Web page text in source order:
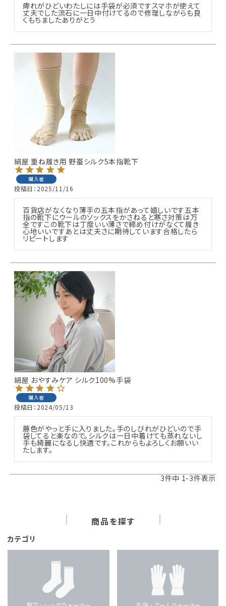
読み物
お問い合わせ
ログアウト
痺れがひどいわたしには手袋が必須ですスマホが使えて
丈夫でした流石に一日中付けてるので修理しながらも良
くもちましたありがとう
絹屋 重ね履き用 野蚕シルク5本指靴下
購入者
投稿日 2025/11/16
百貨店がなくなり薄手の五本指があって嬉しいです五本
指の靴下にウールのソックスをかさねると寒さ対策は万
全ですこの靴下は丁度いい薄さで締め付けがなくて履き
心地いいですあとは丈夫さに期待しています合格したら
リピートします
絹屋 おやすみケア シルク100%手袋
購入者
投稿日 2024/05/13
藤色がやっと手に入りました。手のしびれがひどいので手
袋してると楽なので。シルクは一日中着けても蒸れないし
手も綺麗になるし快適です。これからもよろしくお願いい
たします。
3件中 1-3件表示
商品を探す
カテゴリ